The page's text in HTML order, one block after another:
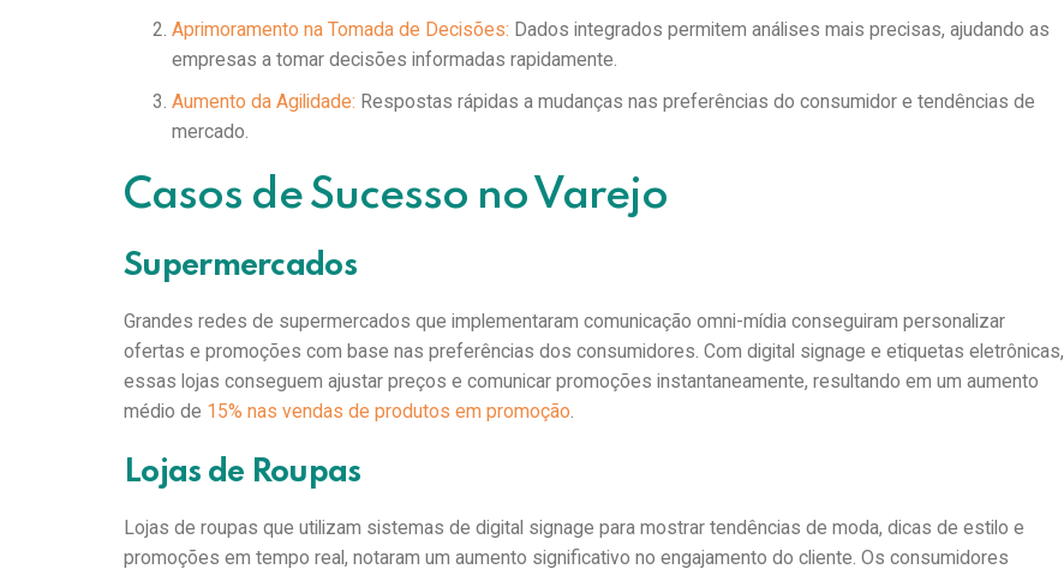
Aprimoramento na Tomada de Decisões: Dados integrados permitem análises mais precisas, ajudando as
empresas a tomar decisões informadas rapidamente.
Aumento da Agilidade: Respostas rápidas a mudanças nas preferências do consumidor e tendências de
mercado.
Casos de Sucesso no Varejo
Supermercados
Grandes redes de supermercados que implementaram comunicação omni-mídia conseguiram personalizar
ofertas e promoções com base nas preferências dos consumidores. Com digital signage e etiquetas eletrônicas,
essas lojas conseguem ajustar preços e comunicar promoções instantaneamente, resultando em um aumento
médio de 15% nas vendas de produtos em promoção
Lojas de Roupas
Lojas de roupas que utilizam sistemas de digital signage para mostrar tendências de moda, dicas de estilo e
promoções em tempo real, notaram um aumento significativo no engajamento do cliente. Os consumidores